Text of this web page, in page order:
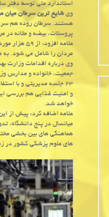
استاندارد ملی توسط دفتر
وی شایع ترین سرطان میان
هستند. سرطان روده هم
پروستات، بیضه و مثانه در
مردان را شامل می شود. به
و امنیت غذایی هم بررسی
خواهد شد.
علامه اضافه کرد: پیش از
میانسال در پنج دانشگاه،
هماهنگی های بین بخشی
های علوم پزشکی کشور در